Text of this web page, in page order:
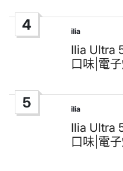
4
Posted
in
ilia
Ilia Ultra
口味|電
5
Posted
in
ilia
Ilia Ultra
口味|電